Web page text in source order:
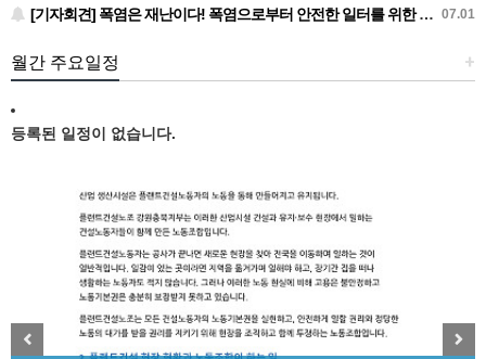
07.01
[기자회견] 폭염은 재난이다! 폭염으로부터 안전한 일터를 위한 민주노총 강원지역본부 폭염감시단 선포 기자회견
+
월간 주요일정
등록된 일정이 없습니다.